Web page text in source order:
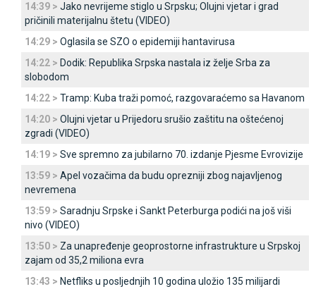
14:39 > Јako nevrijeme stiglo u Srpsku; Olujni vjetar i grad
pričinili materijalnu štetu (VIDEO)
14:29 > Oglasila se SZO o epidemiji hantavirusa
14:22 > Dodik: Republika Srpska nastala iz želje Srba za
slobodom
14:22 > Tramp: Kuba traži pomoć, razgovaraćemo sa Havanom
14:20 > Olujni vjetar u Prijedoru srušio zaštitu na oštećenoj
zgradi (VIDEO)
14:19 > Sve spremno za jubilarno 70. izdanje Pjesme Evrovizije
13:59 > Apel vozačima da budu oprezniji zbog najavljenog
nevremena
13:59 > Saradnju Srpske i Sankt Peterburga podići na još viši
nivo (VIDEO)
13:50 > Za unapređenje geoprostorne infrastrukture u Srpskoj
zajam od 35,2 miliona evra
13:43 > Netfliks u posljednjih 10 godina uložio 135 milijardi